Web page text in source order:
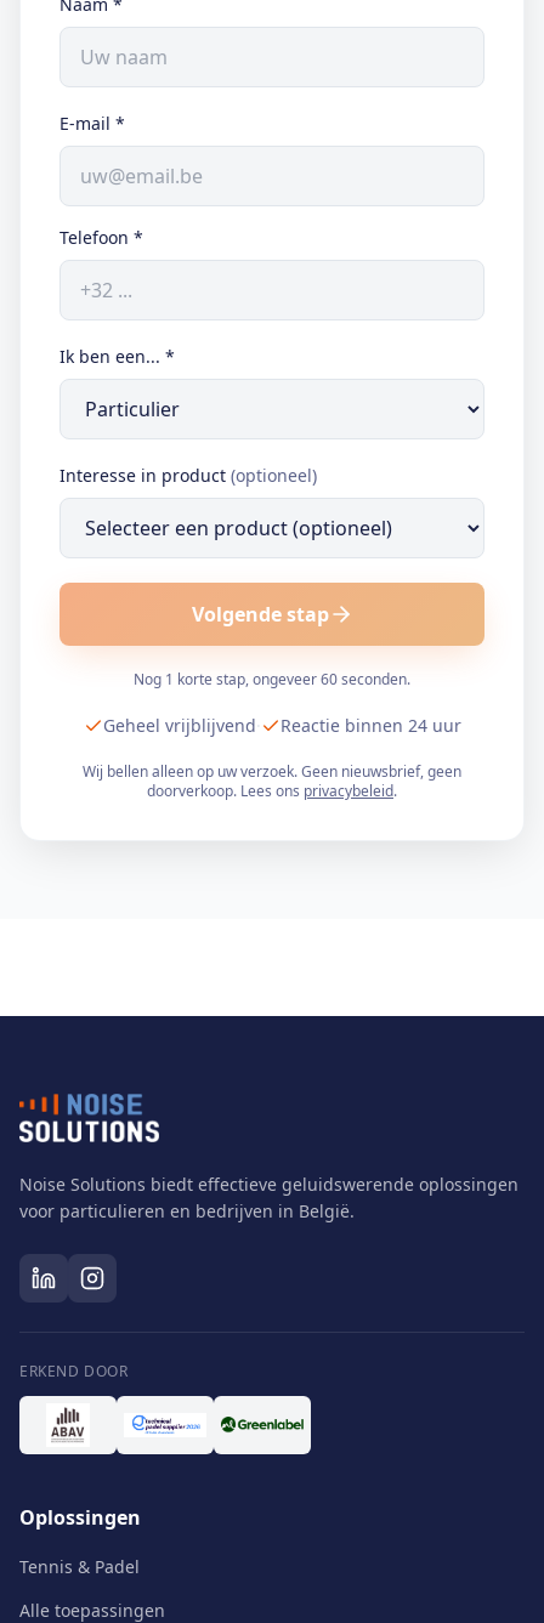
E-mail *
Telefoon *
Ik ben een... *
Interesse in product (optioneel)
Volgende stap
Nog 1 korte stap, ongeveer 60 seconden.
Geheel vrijblijvend· Reactie binnen 24 uur
Wij bellen alleen op uw verzoek. Geen nieuwsbrief, geen
doorverkoop. Lees ons privacybeleid.
Noise Solutions biedt effectieve geluidswerende oplossingen
voor particulieren en bedrijven in België.
ERKEND DOOR
Oplossingen
Tennis & Padel
Alle toepassingen